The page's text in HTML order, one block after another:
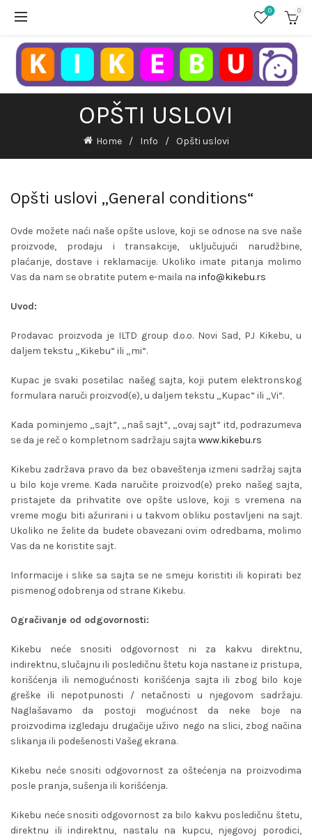
0 0
OPŠTI USLOVI
Home Info Opšti uslovi
Opšti uslovi „General conditions“
Ovde možete naći naše opšte uslove, koji se odnose na sve naše
proizvode, prodaju i transakcije, uključujući narudžbine,
plaćanje, dostave i reklamacije. Ukoliko imate pitanja molimo
Vas da nam se obratite putem e-maila na info@kikebu.rs
Uvod:
Prodavac proizvoda je ILTD group d.o.o. Novi Sad, PJ Kikebu, u
daljem tekstu „Kikebu“ ili „mi“.
Kupac je svaki posetilac našeg sajta, koji putem elektronskog
formulara naruči proizvod(e), u daljem tekstu „Kupac“ ili „Vi“.
Kada pominjemo „sajt“, „naš sajt“, „ovaj sajt“ itd, podrazumeva
se da je reč o kompletnom sadržaju sajta www.kikebu.rs
Kikebu zadržava pravo da bez obaveštenja izmeni sadržaj sajta
u bilo koje vreme. Kada naručite proizvod(e) preko našeg sajta,
pristajete da prihvatite ove opšte uslove, koji s vremena na
vreme mogu biti ažurirani i u takvom obliku postavljeni na sajt.
Ukoliko ne želite da budete obavezani ovim odredbama, molimo
Vas da ne koristite sajt.
Informacije i slike sa sajta se ne smeju koristiti ili kopirati bez
pismenog odobrenja od strane Kikebu.
Ogračivanje od odgovornosti:
Kikebu neće snositi odgovornost ni za kakvu direktnu,
indirektnu, slučajnu ili posledičnu štetu koja nastane iz pristupa,
korišćenja ili nemogućnosti korišćenja sajta ili zbog bilo koje
greške ili nepotpunosti / netačnosti u njegovom sadržaju.
Naglašavamo da postoji mogućnost da neke boje na
proizvodima izgledaju drugačije uživo nego na slici, zbog načina
slikanja ili podešenosti Vašeg ekrana.
Kikebu neće snositi odgovornost za oštećenja na proizvodima
posle pranja, sušenja ili korišćenja.
Kikebu neće snositi odgovornost za bilo kakvu posledičnu štetu,
direktnu ili indirektnu, nastalu na kupcu, njegovoj porodici,